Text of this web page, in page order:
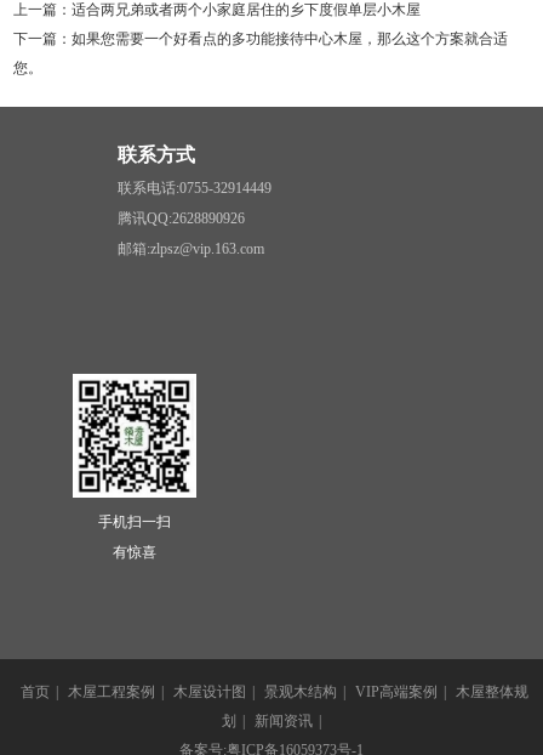
上一篇：适合两兄弟或者两个小家庭居住的乡下度假单层小木屋
下一篇：如果您需要一个好看点的多功能接待中心木屋，那么这个方案就合适
您。
联系方式
联系电话:0755-32914449
腾讯QQ:2628890926
邮箱:zlpsz@vip.163.com
手机扫一扫
有惊喜
首页 木屋工程案例 木屋设计图 景观木结构 VIP高端案例
木屋整体规
划
新闻资讯
备案号:粤ICP备16059373号-1